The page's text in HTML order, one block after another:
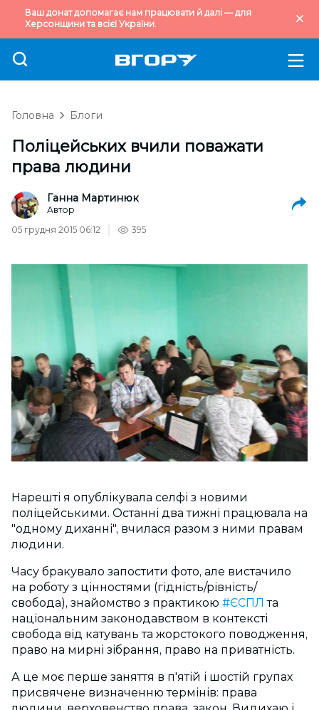
Ваш донат допомагає нам працювати й далі — для
Херсонщини та всієї України.
Головна Блоги
Поліцейських вчили поважати
права людини
Ганна Мартинюк
Автор
05 грудня 2015 06:12
395
Нарешті я опублікувала селфі з новими
поліцейськими. Останні два тижні працювала на
"одному диханні", вчилася разом з ними правам
людини.
Часу бракувало запостити фото, але вистачило
на роботу з цінностями (гідність/рівність/
свобода), знайомство з практикою ‪#‎ЄСПЛ‬ та
національним законодавством в контексті
свобода від катувань та жорстокого поводження,
право на мирні зібрання, право на приватність.
А це моє перше заняття в п'ятій і шостій групах
присвячене визначенню термінів: права